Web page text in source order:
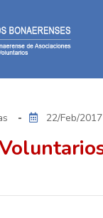
22/Feb/2017